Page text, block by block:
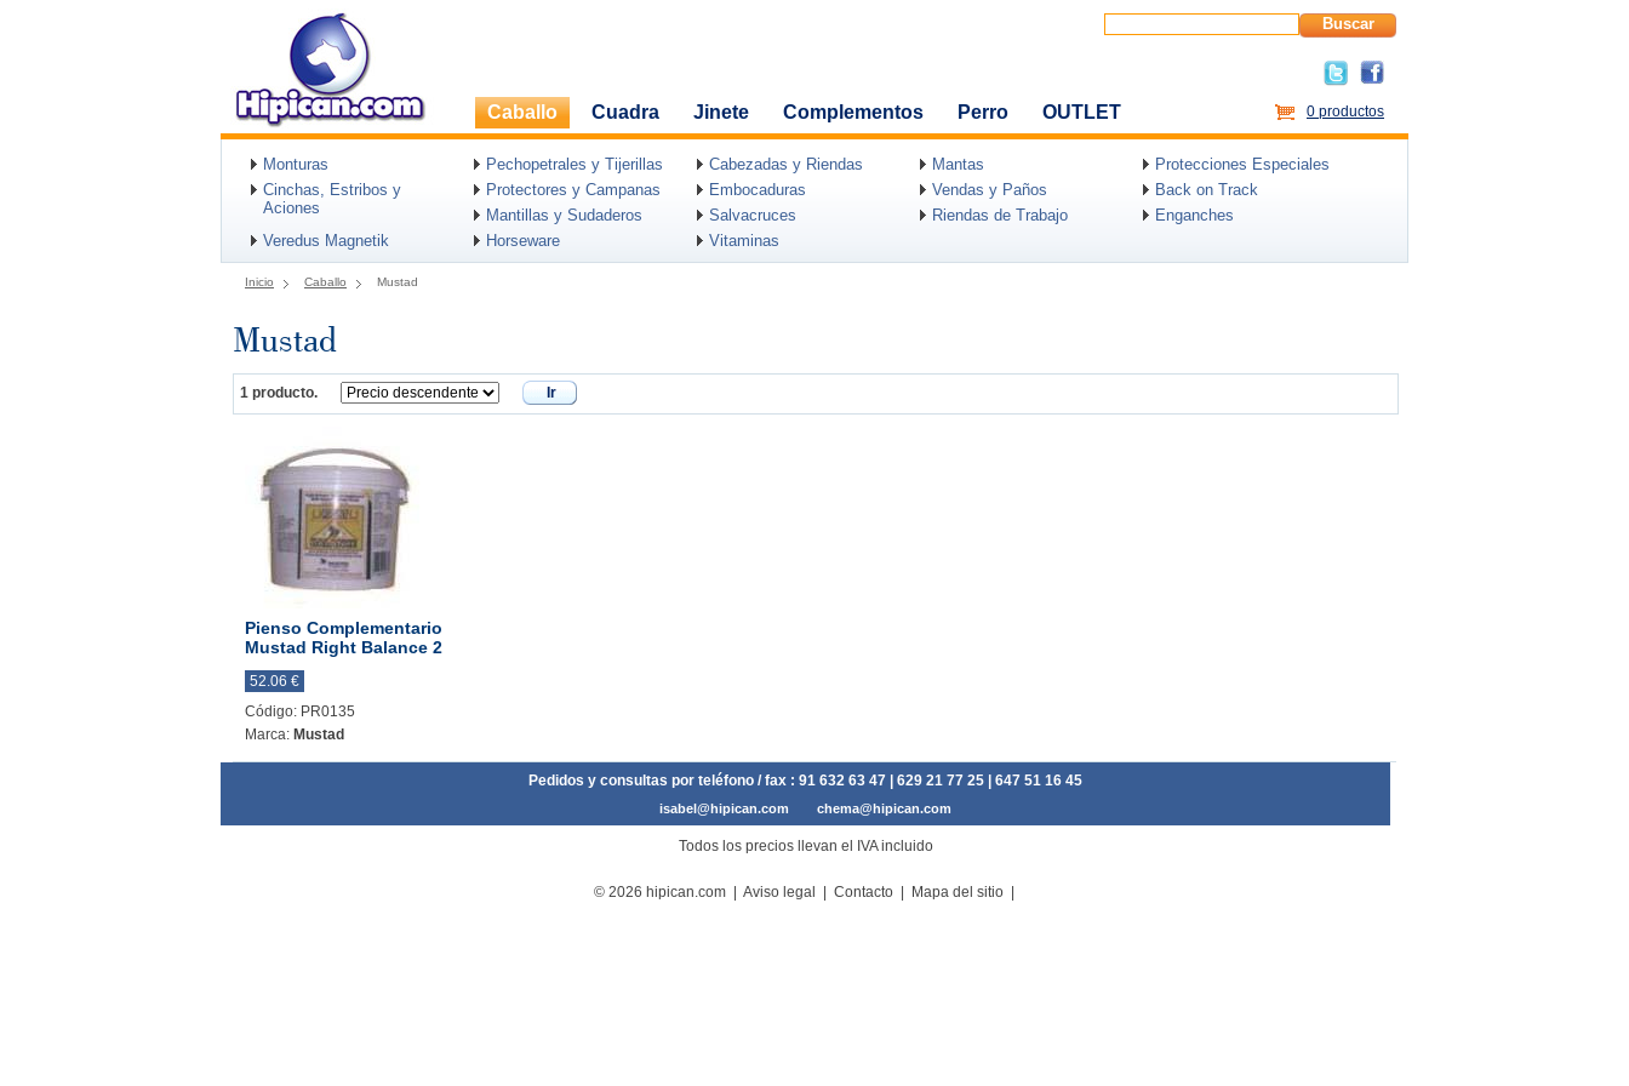
Buscar
Caballo Cuadra Jinete Complementos Perro OUTLET 0 productos
Monturas Pechopetrales y Tijerillas Cabezadas y Riendas Mantas
Protecciones Especiales
Cinchas, Estribos y
Aciones
Protectores y Campanas Embocaduras Vendas y Paños
Back on Track
Mantillas y Sudaderos
Salvacruces Riendas de Trabajo
Enganches
Veredus Magnetik
Horseware Vitaminas
Inicio Caballo Mustad
Mustad
1 producto. Ir
Pienso Complementario
Mustad Right Balance 2
52.06 €
Código: PR0135
Marca: Mustad
Pedidos y consultas por teléfono / fax : 91 632 63 47 | 629 21 77 25 | 647 51 16 45
isabel@hipican.com chema@hipican.com
Todos los precios llevan el IVA incluido
© 2026 hipican.com | Aviso legal Contacto| Mapa del sitio|